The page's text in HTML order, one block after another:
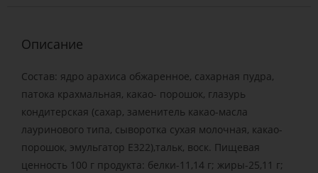
Описание
Состав: ядро арахиса обжаренное, сахарная пудра,
патока крахмальная, какао- порошок, глазурь
кондитерская (сахар, заменитель какао-масла
лауринового типа, сыворотка сухая молочная, какао-
порошок, эмульгатор Е322),тальк, воск. Пищевая
ценность 100 г продукта: белки-11,14 г; жиры-25,11 г;